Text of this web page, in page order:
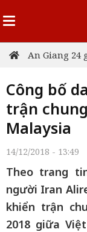
An Giang 24
Công bố
trận
Malaysia
14/12/2018 - 13:49
Theo trang
người Iran
khiển trận
2018 giữa